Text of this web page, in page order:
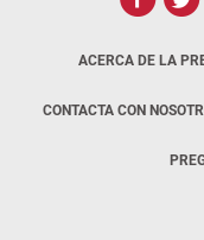
ACERCA DE LA
CONTACTA CON